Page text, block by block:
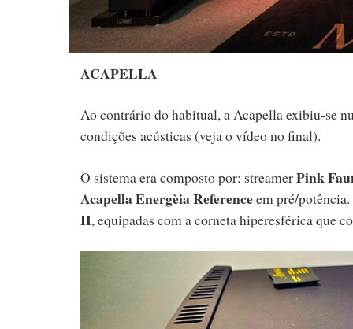
ACAPELLA
Ao contrário do habitual, a Acapella exibiu-se
condições acústicas (veja o vídeo no final).
O sistema era composto por: streamerPink
Acapella Energèia Referenceem pré/
II, equipadas com a corneta hiperesférica que